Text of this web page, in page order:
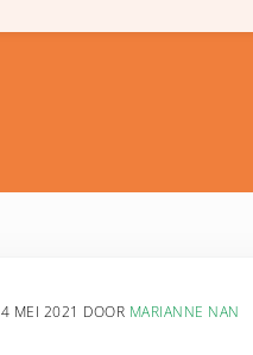
4 MEI 2021 DOOR MARIANNE NAN